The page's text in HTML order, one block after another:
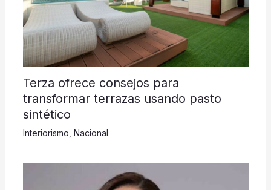
Terza ofrece consejos para
transformar terrazas usando pasto
sintético
Interiorismo Nacional